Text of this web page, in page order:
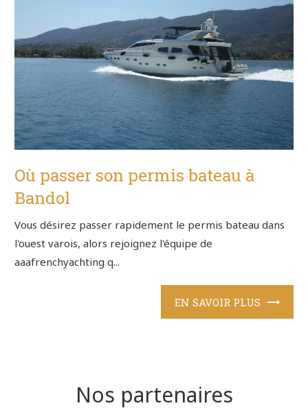
Où passer son permis bateau à
Bandol
Vous désirez passer rapidement le permis bateau dans
l'ouest varois, alors rejoignez l'équipe de
aaafrenchyachting q...
EN SAVOIR PLUS
Nos partenaires